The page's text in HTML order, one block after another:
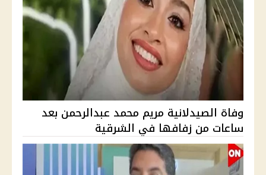
وفاة الصيدلانية مريم محمد عبدالرحمن بعد
ساعات من زفافها في الشرقية